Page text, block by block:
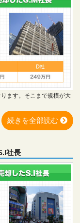
ます。そこまで規模が大
続きを全部読む
社長